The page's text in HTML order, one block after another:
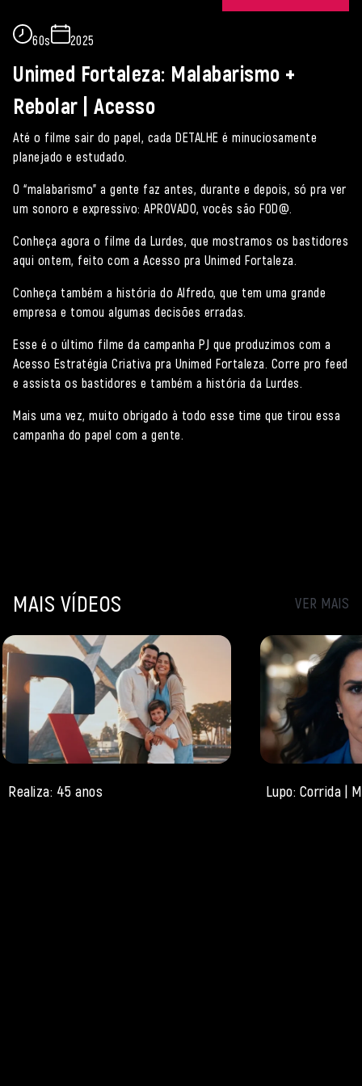
60s 2025
Unimed Fortaleza: Malabarismo +
Rebolar | Acesso
Até o filme sair do papel, cada DETALHE é minuciosamente
planejado e estudado.
O “malabarismo” a gente faz antes, durante e depois, só pra ver
um sonoro e expressivo: APROVADO, vocês são FOD@.
Conheça agora o filme da Lurdes, que mostramos os bastidores
aqui ontem, feito com a Acesso pra Unimed Fortaleza.
Conheça também a história do Alfredo, que tem uma grande
empresa e tomou algumas decisões erradas.
Esse é o último filme da campanha PJ que produzimos com a
Acesso Estratégia Criativa pra Unimed Fortaleza. Corre pro feed
e assista os bastidores e também a história da Lurdes.
Mais uma vez, muito obrigado à todo esse time que tirou essa
campanha do papel com a gente.
MAIS VÍDEOS VER MAIS
Realiza: 45 anos Lupo: Corrida |